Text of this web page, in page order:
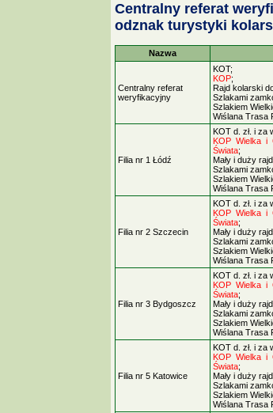
Centralny referat
odznak turystyki
Nazwa
Centralny referat
weryfikacyjny
KOT;
KOP;
Rajd kolarski
Szlakami
Szlakiem
Wiślana Trasa
Filia nr 1 Łódź
KOT d. zł. i za
KOP Wielka i
Świata;
Mały i duży
Szlakami
Szlakiem
Wiślana Trasa
Filia nr 2 Szczecin
KOT d. zł. i za
KOP Wielka i
Świata;
Mały i duży
Szlakami
Szlakiem
Wiślana Trasa
Filia nr 3 Bydgoszcz
KOT d. zł. i za
KOP Wielka i
Świata;
Mały i duży
Szlakami
Szlakiem
Wiślana Trasa
Filia nr 5 Katowice
KOT d. zł. i za
KOP Wielka i
Świata;
Mały i duży
Szlakami
Szlakiem
Wiślana Trasa